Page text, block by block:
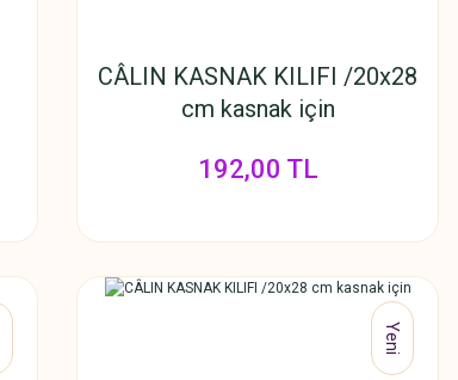
CÂLIN KASNAK KILIFI /20x28
cm kasnak için
192,00 TL
Yeni